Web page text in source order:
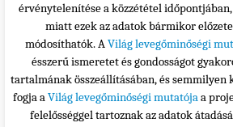
érvénytelenítése a közzététel
miatt ezek az adatok bármikor
módosíthatók. AVilág levegőminőségi
ésszerű ismeretet és gondosságot
tartalmának összeállításában, és
fogja aVilág levegőminőségi mutatójaa
felelősséggel tartoznak az adatok